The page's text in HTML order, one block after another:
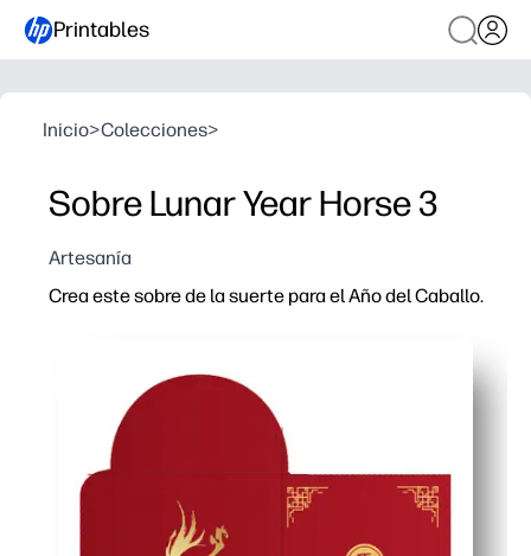
Printables
Inicio>Colecciones>
Sobre Lunar Year Horse 3
Artesanía
Crea este sobre de la suerte para el Año del Caballo.